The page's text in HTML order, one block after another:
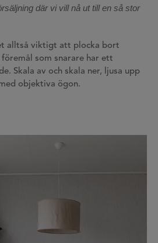
där vi vill nå ut till en så stor
alltså viktigt att plocka bort
som snarare har ett
Skala av och skala ner, ljusa upp
objektiva ögon.